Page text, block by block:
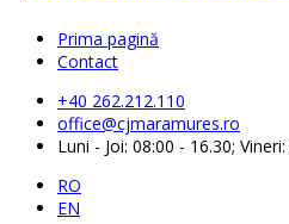
Prima pagină
Contact
+40 262.212.110
office@cjmaramures.ro
Luni - Joi: 08:00 - 16.30;
RO
EN